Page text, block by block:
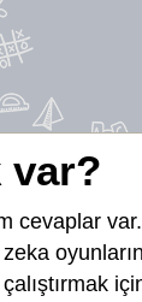
var?
cevaplar